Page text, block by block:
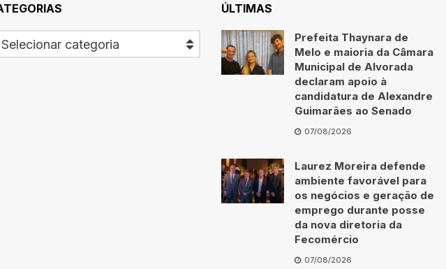
Selecionar categoria
ÚLTIMAS
Prefeita Thaynara de
Melo e maioria da Câmara
Municipal de Alvorada
declaram apoio à
candidatura de Alexandre
Guimarães ao Senado
07/08/2026
Laurez Moreira defende
ambiente favorável para
os negócios e geração de
emprego durante posse
da nova diretoria da
Fecomércio
07/08/2026